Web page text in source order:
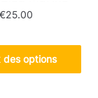
€25.00
des options
produit
a